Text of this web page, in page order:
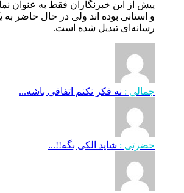
پیش از این خبرنگاران فقط به عنوان
و استانی بوده اند ولی در حال حاضر به
رسانه‌ای تبدیل شده است.
جمالی : نه فکر نکنم اتفاقی باشه...
حضرتی : شاید الکی بگه!!...